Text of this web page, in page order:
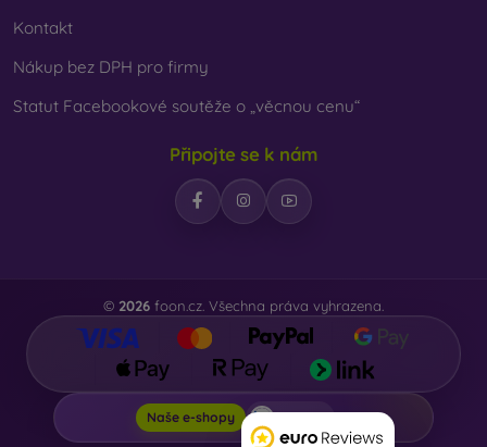
Kontakt
Nákup bez DPH pro firmy
Statut Facebookové soutěže o „věcnou cenu“
Připojte se k nám
© 2026 foon.cz. Všechna práva vyhrazena.
Naše e-shopy Foon.cz